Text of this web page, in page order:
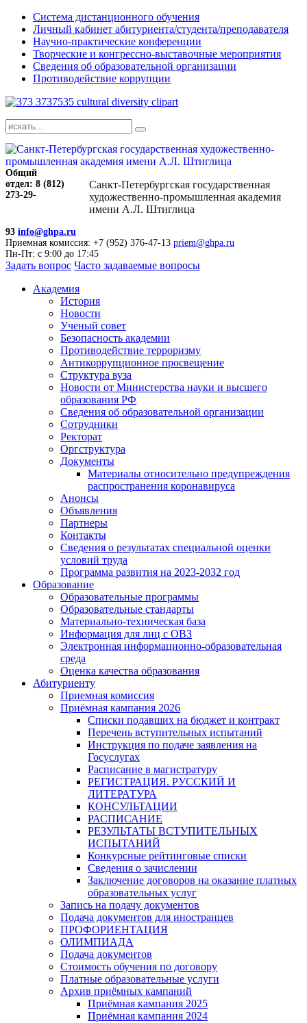
Система дистанционного обучения
Личный кабинет абитуриента/студента/преподавателя
Научно-практические конференции
Творческие и конгрессно-выставочные мероприятия
Сведения об образовательной организации
Противодействие коррупции
Санкт-Петербургская государственная
художественно-промышленная академия
имени А.Л. Штиглица
Общий
отдел: 8 (812)
273-29-
93 info@ghpa.ru
Приемная комиссия: +7 (952) 376-47-13 priem@ghpa.ru
Пн-Пт: с 9:00 до 17:45
Задать вопрос Часто задаваемые вопросы
Академия
История
Новости
Ученый совет
Безопасность академии
Противодействие терроризму
Антикоррупционное просвещение
Структура вуза
Новости от Министерства науки и высшего
образования РФ
Сведения об образовательной организации
Сотрудники
Ректорат
Оргструктура
Документы
Материалы относительно предупреждения
распространения коронавируса
Анонсы
Объявления
Партнеры
Контакты
Сведения о результатах специальной оценки
условий труда
Программа развития на 2023-2032 год
Образование
Образовательные программы
Образовательные стандарты
Материально-техническая база
Информация для лиц с ОВЗ
Электронная информационно-образовательная
среда
Оценка качества образования
Абитуриенту
Приемная комиссия
Приёмная кампания 2026
Списки подавших на бюджет и контракт
Перечень вступительных испытаний
Инструкция по подаче заявления на
Госуслугах
Расписание в магистратуру
РЕГИСТРАЦИЯ. РУССКИЙ И
ЛИТЕРАТУРА
КОНСУЛЬТАЦИИ
РАСПИСАНИЕ
РЕЗУЛЬТАТЫ ВСТУПИТЕЛЬНЫХ
ИСПЫТАНИЙ
Конкурсные рейтинговые списки
Сведения о зачислении
Заключение договоров на оказание платных
образовательных услуг
Запись на подачу документов
Подача документов для иностранцев
ПРОФОРИЕНТАЦИЯ
ОЛИМПИАДА
Подача документов
Стоимость обучения по договору
Платные образовательные услуги
Архив приёмных кампаний
Приёмная кампания 2025
Приёмная кампания 2024